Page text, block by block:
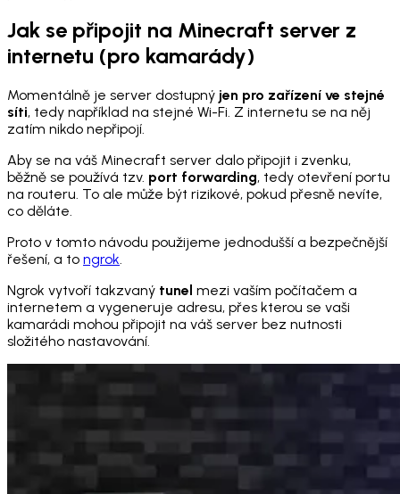
Jak se připojit na Minecraft server z
internetu (pro kamarády)
Momentálně je server dostupný jen pro zařízení ve stejné
síti, tedy například na stejné Wi-Fi. Z internetu se na něj
zatím nikdo nepřipojí.
Aby se na váš Minecraft server dalo připojit i zvenku,
běžně se používá tzv. port forwarding, tedy otevření portu
na routeru. To ale může být rizikové, pokud přesně nevíte,
co děláte.
Proto v tomto návodu použijeme jednodušší a bezpečnější
řešení, a to ngrok.
Ngrok vytvoří takzvaný tunel mezi vaším počítačem a
internetem a vygeneruje adresu, přes kterou se vaši
kamarádi mohou připojit na váš server bez nutnosti
složitého nastavování.